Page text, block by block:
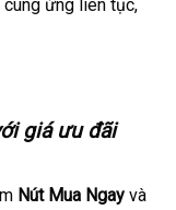
ứng liên tục,
giá ưu đãi
Nút Mua Ngay và